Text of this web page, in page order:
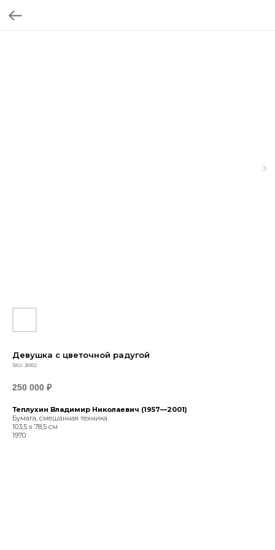
Девушка с цветочной радугой
SKU: 30452
250 000 ₽
Теплухин Владимир Николаевич (1957—2001)
Бумага, смешанная техника
103,5 x 78,5 см
1970